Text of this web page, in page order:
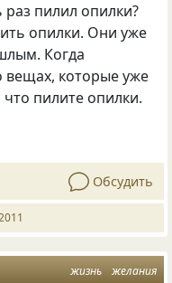
раз пилил опилки?
опилки. Они уже
Когда
вещах, которые уже
пилите опилки.
Обсудить
жизнь желания